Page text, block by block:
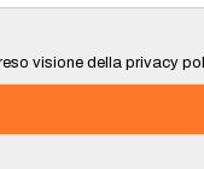
visione della privacy